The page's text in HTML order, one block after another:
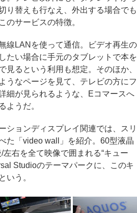
り替えも行なえ、外出する場合でも
のサービスの特徴。
線LANを使って通信。ビデオ再生の
たい場合に手元のタブレットで本を
見るという利用も想定。そのほか、
うなページを見て、テレビの方にフ
細が見られるような、Eコマースへ
ようだ。
ションディスプレイ関連では、スリ
た「video wall」を紹介。60型液晶
右を全て映像で囲まれる“キュー
Studioのテーマパークに、このキ
いう。